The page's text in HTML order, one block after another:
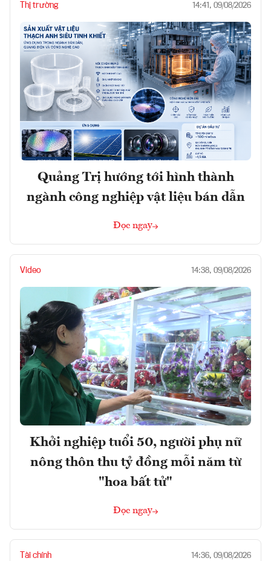
Thị trường 14:41, 09/08/2026
Quảng Trị hướng tới hình thành
ngành công nghiệp vật liệu bán dẫn
Đọc ngay
Video 14:38, 09/08/2026
Khởi nghiệp tuổi 50, người phụ nữ
nông thôn thu tỷ đồng mỗi năm từ
"hoa bất tử"
Đọc ngay
Tài chính 14:36, 09/08/2026